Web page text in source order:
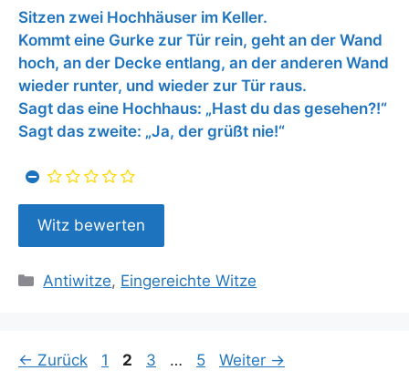
Sitzen zwei Hochhäuser im Keller.
Kommt eine Gurke zur Tür rein, geht an der Wand
hoch, an der Decke entlang, an der anderen Wand
wieder runter, und wieder zur Tür raus.
Sagt das eine Hochhaus: „Hast du das gesehen?!“
Sagt das zweite: „Ja, der grüßt nie!“
Kategorien
Antiwitze, Eingereichte Witze
← Zurück Seite
1 Seite
2 Seite
3 … Seite
5 Weiter →